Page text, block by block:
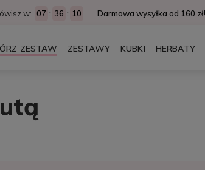
w: 07 : 36 : 08 Darmowa wysyłka od 160 zł!
ZESTAW ZESTAWY KUBKI HERBATY